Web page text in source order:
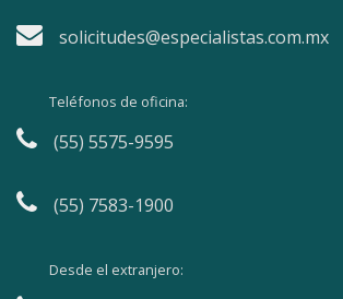
solicitudes@especialistas.com.mx
Teléfonos de oficina:
(55) 5575-9595
(55) 7583-1900
Desde el extranjero: